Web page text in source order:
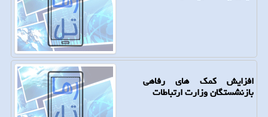
افزایش کمک های رفاهی
بازنشستگان وزارت ارتباطات